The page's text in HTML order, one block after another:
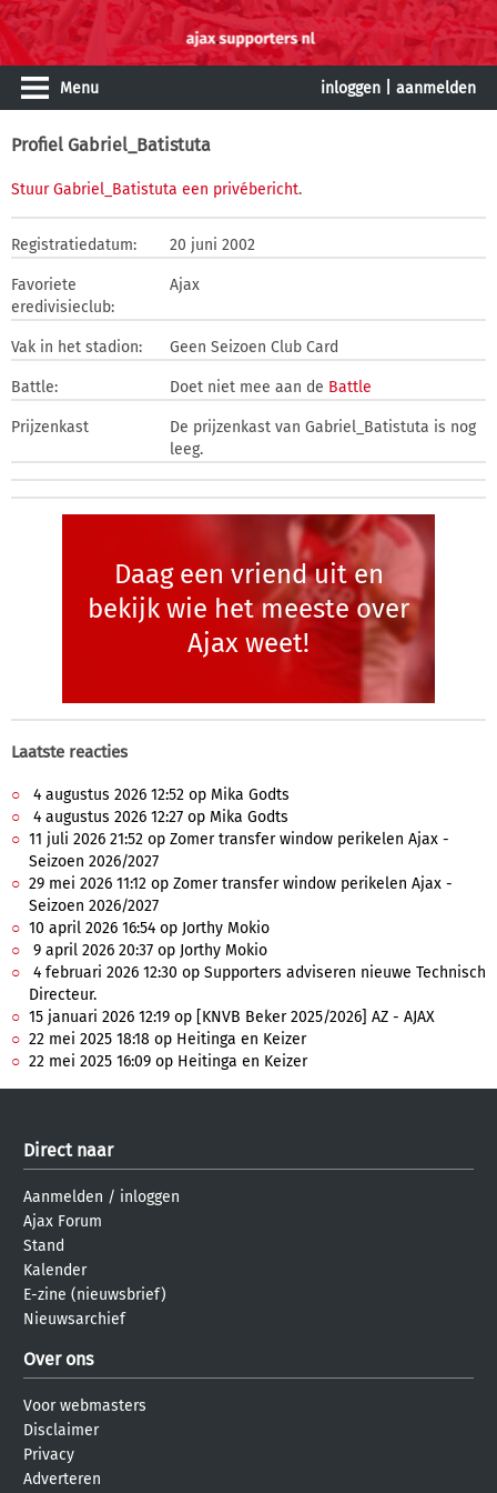
Menu inloggen aanmelden
Profiel Gabriel_Batistuta
Stuur Gabriel_Batistuta een privébericht.
Registratiedatum: 20 juni 2002
Favoriete
eredivisieclub:
Ajax
Vak in het stadion: Geen Seizoen Club Card
Battle: Doet niet mee aan de Battle
Prijzenkast
De prijzenkast van Gabriel_Batistuta is nog
leeg.
Daag een vriend uit en
bekijk wie het meeste over
Ajax weet!
Laatste reacties
4 augustus 2026 12:52 op Mika Godts
4 augustus 2026 12:27 op Mika Godts
11 juli 2026 21:52 op Zomer transfer window perikelen Ajax -
Seizoen 2026/2027
29 mei 2026 11:12 op Zomer transfer window perikelen Ajax -
Seizoen 2026/2027
10 april 2026 16:54 op Jorthy Mokio
9 april 2026 20:37 op Jorthy Mokio
4 februari 2026 12:30 op Supporters adviseren nieuwe Technisch
Directeur.
15 januari 2026 12:19 op [KNVB Beker 2025/2026] AZ - AJAX
22 mei 2025 18:18 op Heitinga en Keizer
22 mei 2025 16:09 op Heitinga en Keizer
Direct naar
Aanmelden / inloggen
Ajax Forum
Stand
Kalender
E-zine (nieuwsbrief)
Nieuwsarchief
Over ons
Voor webmasters
Disclaimer
Privacy
Adverteren